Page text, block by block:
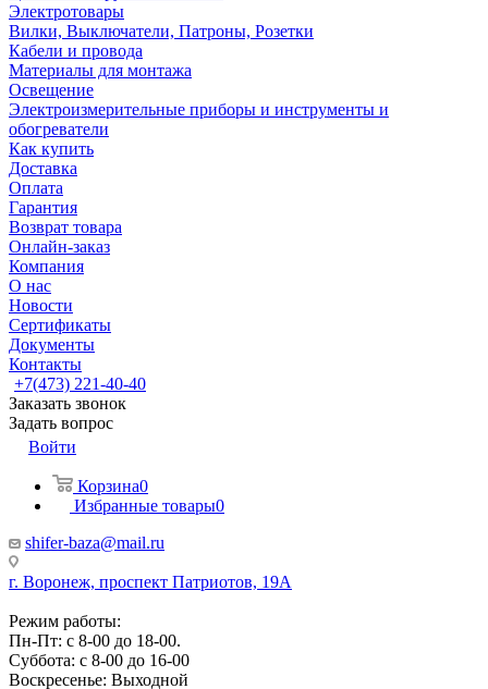
Электротовары
Вилки, Выключатели, Патроны, Розетки
Кабели и провода
Материалы для монтажа
Освещение
Электроизмерительные приборы и инструменты и
обогреватели
Как купить
Доставка
Оплата
Гарантия
Возврат товара
Онлайн-заказ
Компания
О нас
Новости
Сертификаты
Документы
Контакты
+7(473) 221-40-40
Заказать звонок
Задать вопрос
Войти
Корзина0
Избранные товары0
shifer-baza@mail.ru
г. Воронеж, проспект Патриотов, 19А
Режим работы:
Пн-Пт: с 8-00 до 18-00.
Суббота: с 8-00 до 16-00
Воскресенье: Выходной